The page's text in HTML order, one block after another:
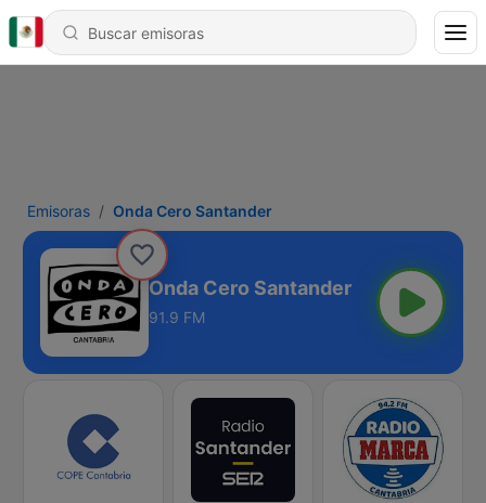
Emisoras Onda Cero Santander
Onda Cero Santander
91.9 FM